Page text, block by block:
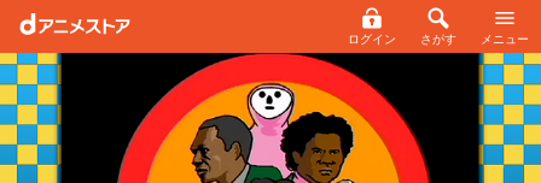
ログイン さがす メニュー